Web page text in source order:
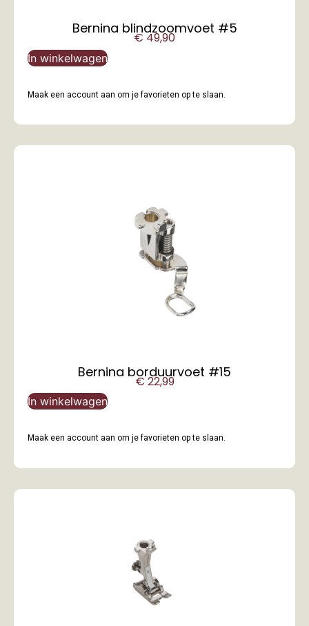
Bernina blindzoomvoet #5
€49,90
In winkelwagen
Maak een account aan om je favorieten op te slaan.
Bernina borduurvoet #15
€22,99
In winkelwagen
Maak een account aan om je favorieten op te slaan.